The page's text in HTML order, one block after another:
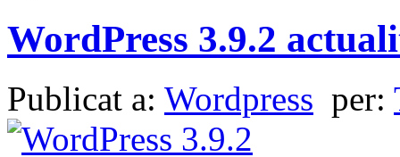
WordPress 3.9.2
Publicat a: Wordpress per: